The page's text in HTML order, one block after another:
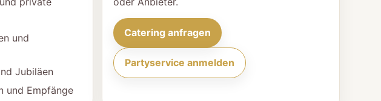
und
Jubiläen
und Empfänge
Catering anfragen
Partyservice anmelden